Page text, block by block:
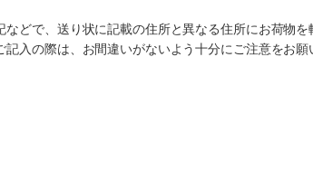
どで、送り状に記載の住所と異なる住所にお荷物
入の際は、お間違いがないよう十分にご注意をお願